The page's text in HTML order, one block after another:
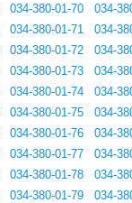
034-380-01-70
034-380-01-71
034-380-01-72
034-380-01-73
034-380-01-74
034-380-01-75
034-380-01-76
034-380-01-77
034-380-01-78
034-380-01-79
034-
034-
034-
034-
034-
034-
034-
034-
034-
034-